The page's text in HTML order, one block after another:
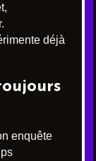
déjà
enquête